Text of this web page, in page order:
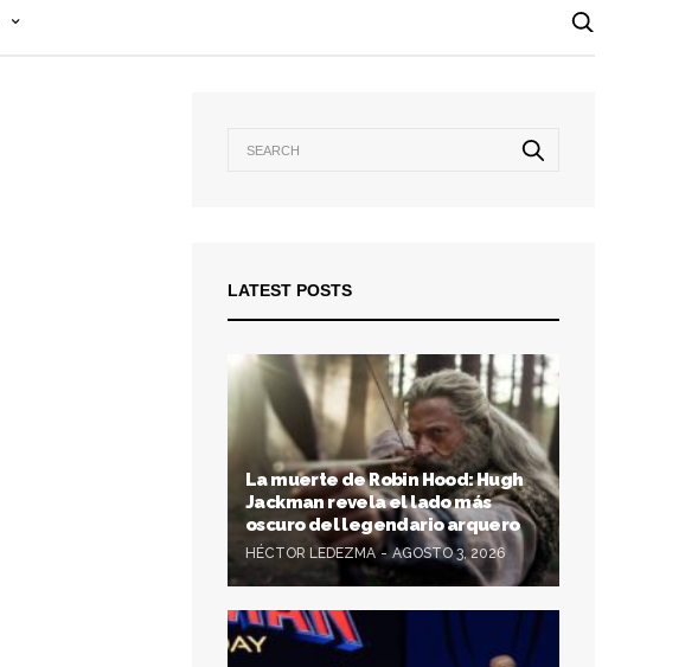
LATEST POSTS
La muerte de Robin Hood: Hugh
Jackman revela el lado más
oscuro del legendario arquero
HÉCTOR LEDEZMA AGOSTO 3, 2026